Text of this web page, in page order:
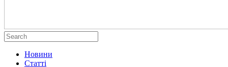
Новини
Статті